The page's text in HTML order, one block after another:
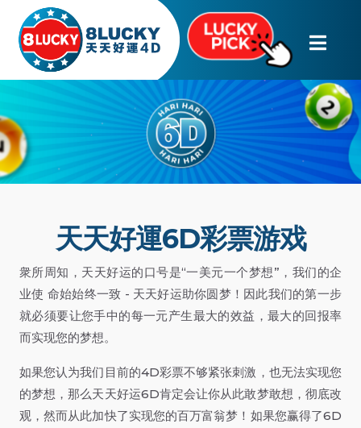
天天好運6D彩票游戏
衆所周知，天天好运的口号是“一美元一个梦想”，我们的企
业使 命始始终一致 - 天天好运助你圆梦！因此我们的第一步
就必须要让您手中的每一元产生最大的效益，最大的回报率
而实现您的梦想。
如果您认为我们目前的4D彩票不够紧张刺激，也无法实现您
的梦想，那么天天好运6D肯定会让你从此敢梦敢想，彻底改
观，然而从此加快了实现您的百万富翁梦！如果您赢得了6D